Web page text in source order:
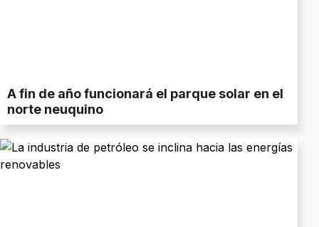
A fin de año funcionará el parque solar en el
norte neuquino